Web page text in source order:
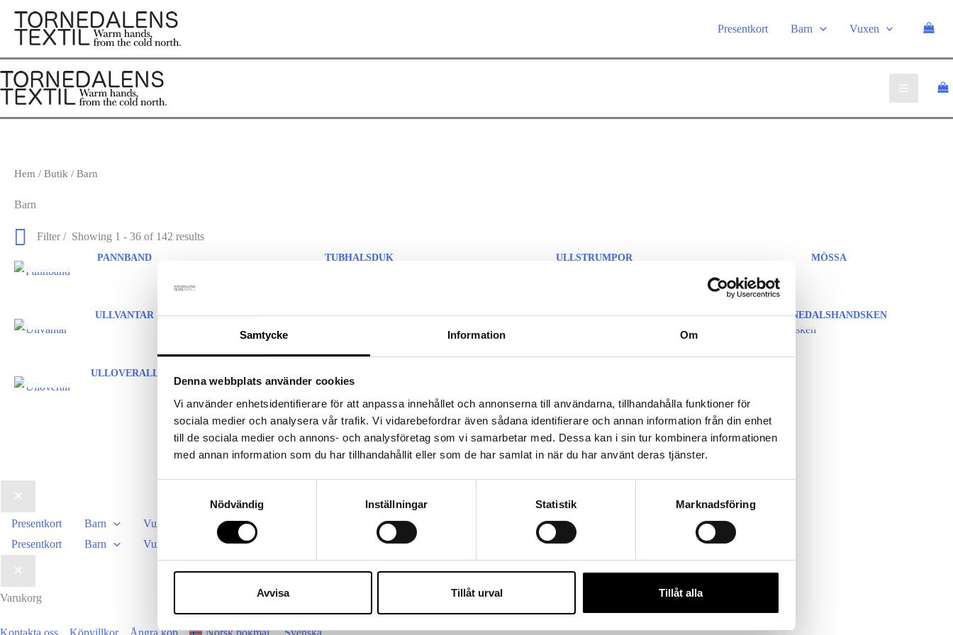
Samtycke Information Om
Denna webbplats använder cookies
Vi använder enhetsidentifierare för att anpassa innehållet och annonserna till användarna, tillhandahålla funktioner för
sociala medier och analysera vår trafik. Vi vidarebefordrar även sådana identifierare och annan information från din enhet
till de sociala medier och annons- och analysföretag som vi samarbetar med. Dessa kan i sin tur kombinera informationen
med annan information som du har tillhandahållit eller som de har samlat in när du har använt deras tjänster.
Nödvändig
Inställningar Statistik Marknadsföring
Avvisa Tillåt urval Tillåt alla
Hoppa
Presentkort Barn Vuxen
Hem / Butik / Barn
Barn
Filter Showing 1 - 36 of 142 results
PANNBAND TUBHALSDUK ULLSTRUMPOR MÖSSA
ULLVANTAR BALACLAVA OUTLET TORNEDALSHANDSKEN
ULLOVERALL
Presentkort Barn
Vuxen
Presentkort
Barn Vuxen
Varukorg
Kontakta oss Köpvillkor Ångra köp Norsk bokmål Svenska